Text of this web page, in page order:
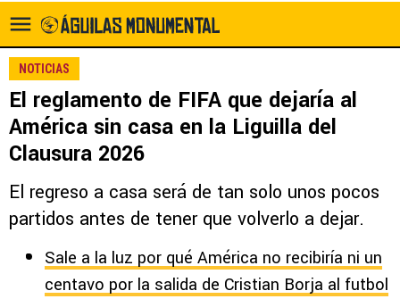
NOTICIAS
El reglamento de FIFA que dejaría al
América sin casa en la Liguilla del
Clausura 2026
El regreso a casa será de tan solo unos pocos
partidos antes de tener que volverlo a dejar.
Sale a la luz por qué América no recibiría ni un
centavo por la salida de Cristian Borja al futbol